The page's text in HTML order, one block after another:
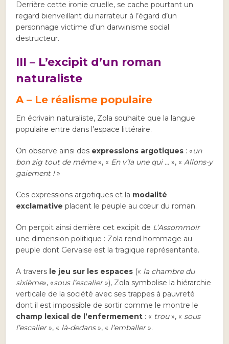
Derrière cette ironie cruelle, se cache pourtant un
regard bienveillant du narrateur à l’égard d’un
personnage victime d’un darwinisme social
destructeur.
III – L’excipit d’un roman
naturaliste
A – Le réalisme populaire
En écrivain naturaliste, Zola souhaite que la langue
populaire entre dans l’espace littéraire.
On observe ainsi des expressions argotiques : «un
bon zig tout de même», « En v’la une qui … », « Allons-y
gaiement !»
Ces expressions argotiques et la modalité
exclamative placent le peuple au cœur du roman.
On perçoit ainsi derrière cet excipit de L’Assommoir
une dimension politique : Zola rend hommage au
peuple dont Gervaise est la tragique représentante.
A travers le jeu sur les espaces (« la chambre du
sixième», «sous l’escalier»), Zola symbolise la hiérarchie
verticale de la société avec ses trappes à pauvreté
dont il est impossible de sortir comme le montre le
champ lexical de l’enfermement : « trou», « sous
l’escalier», « là-dedans», « l’emballer».